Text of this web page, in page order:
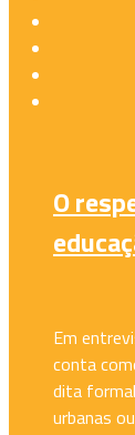
O
Em
conta
dita
urbanas